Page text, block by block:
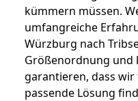
kümmern müssen.
umfangreiche
Würzburg nach
Größenordnung und
garantieren, dass
passende Lösung